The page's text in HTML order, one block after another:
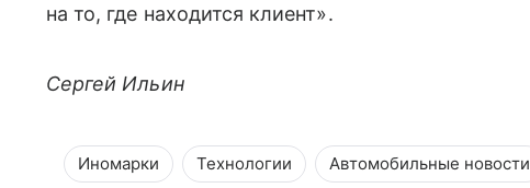
на то, где находится клиент».
Сергей Ильин
Иномарки Технологии Автомобильные новости